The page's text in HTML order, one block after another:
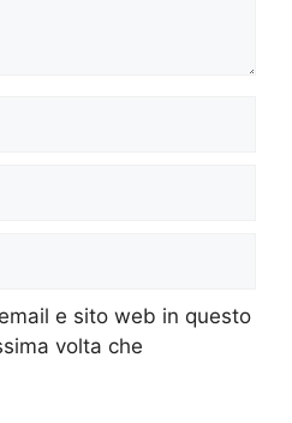
e sito web in questo
volta che